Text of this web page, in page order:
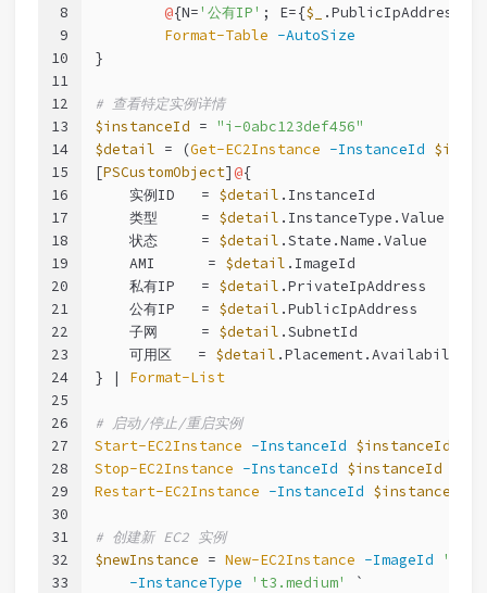
8
9
10
11
12
13
14
15
16
17
18
19
20
21
22
23
24
25
26
27
28
29
30
31
32
33
@{N='公有IP' ; E={$_
Format-Table -AutoSize
}
# 查看特定实例详情
$instanceId = "i-0abc123def456"
$detail = (Get-EC2Instance -InstanceId
[PSCustomObject] @{
    实例ID   =
$detail .InstanceId
    类型     =
$detail .InstanceType.Value
    状态     =
$detail .State.Name.Value
    AMI      =
$detail .ImageId
    私有IP   =
$detail .PrivateIpAddress
    公有IP   =
$detail .PublicIpAddress
    子网     =
$detail .SubnetId
    可用区   =
$detail
} | Format-List
# 启动/停止/重启实例
Start-EC2Instance -InstanceId $instanceId
Stop-EC2Instance -InstanceId $instanceId
Restart-EC2Instance -InstanceId $instanceId
# 创建新 EC2 实例
$newInstance = New-EC2Instance -ImageId
'ami-
-InstanceType
't3.medium'
`